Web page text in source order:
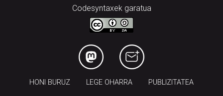
Codesyntaxek garatua
HONI BURUZ LEGE OHARRA PUBLIZITATEA